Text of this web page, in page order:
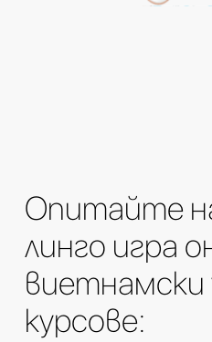
Опитайте
линго игра
виетнамски
курсове: